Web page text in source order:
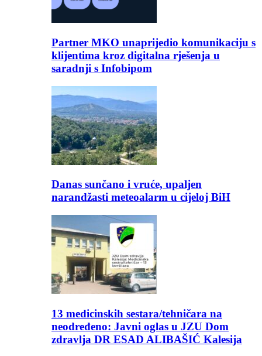
Partner MKO unaprijedio komunikaciju s
klijentima kroz digitalna rješenja u
saradnji s Infobipom
Danas sunčano i vruće, upaljen
narandžasti meteoalarm u cijeloj BiH
13 medicinskih sestara/tehničara na
neodređeno: Javni oglas u JZU Dom
zdravlja DR ESAD ALIBAŠIĆ Kalesija